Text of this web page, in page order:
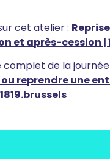
cet atelier :
et après-cession |
de la journée
ou reprendre une